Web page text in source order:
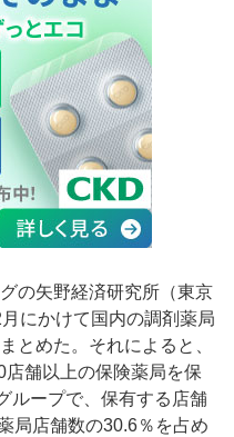
の矢野経済研究所（東京
にかけて国内の調剤薬局
とめた。それによると、
舗以上の保険薬局を保
ループで、保有する店舗
局店舗数の30.6％を占め